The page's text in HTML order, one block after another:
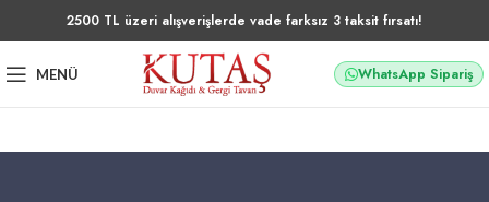
2500 TL üzeri alışverişlerde vade farksız 3 taksit fırsatı!
MENÜ WhatsApp Sipariş